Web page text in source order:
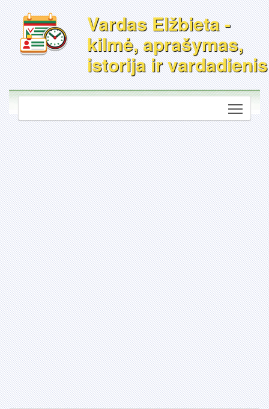
Vardas Elžbieta -
kilmė, aprašymas,
istorija ir vardadienis